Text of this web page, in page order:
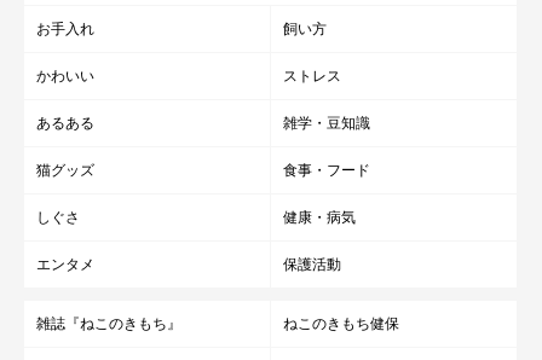
お手入れ 飼い方
かわいい ストレス
あるある 雑学・豆知識
猫グッズ 食事・フード
しぐさ 健康・病気
エンタメ 保護活動
雑誌『ねこのきもち』 ねこのきもち健保